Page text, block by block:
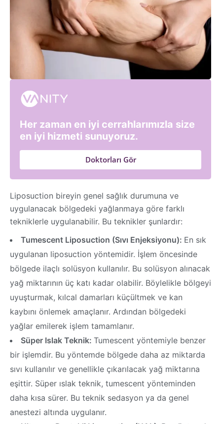
Liposuction bireyin genel sağlık durumuna ve
uygulanacak bölgedeki yağlanmaya göre farklı
tekniklerle uygulanabilir. Bu teknikler şunlardır:
Tumescent Liposuction (Sıvı Enjeksiyonu): En sık
uygulanan liposuction yöntemidir. İşlem öncesinde
bölgede ilaçlı solüsyon kullanılır. Bu solüsyon alınacak
yağ miktarının üç katı kadar olabilir. Böylelikle bölgeyi
uyuşturmak, kılcal damarları küçültmek ve kan
kaybını önlemek amaçlanır. Ardından bölgedeki
yağlar emilerek işlem tamamlanır.
Süper Islak Teknik: Tumescent yöntemiyle benzer
bir işlemdir. Bu yöntemde bölgede daha az miktarda
sıvı kullanılır ve genellikle çıkarılacak yağ miktarına
eşittir. Süper ıslak teknik, tumescent yönteminden
daha kısa sürer. Bu teknik sedasyon ya da genel
anestezi altında uygulanır.
Her zaman en iyi cerrahlarımızla size
en iyi hizmeti sunuyoruz.
Doktorları Gör